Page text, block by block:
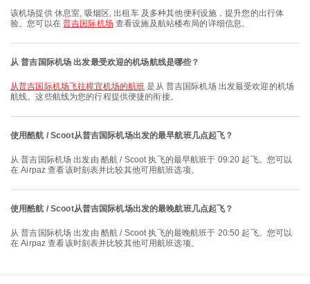
该机场提供 休息室, 吸烟区, 出租车 及多种其他便利设施，提升您的出行体
验。您可以在 普吉国际机场查看设施及航站楼布局的详细信息。
从 普吉国际机场 出发最受欢迎的机场航线是哪些？
从普吉国际机场飞往樟宜机场的航班 是从 普吉国际机场 出发最受欢迎的机场
航线。这些航线为您的行程提供便捷的衔接。
使用酷航 / Scoot从普吉国际机场出发的最早航班几点起飞？
从 普吉国际机场 出发由 酷航 / Scoot 执飞的最早航班于 09:20 起飞。您可以
在 Airpaz 查看该时刻表并比较其他可用航班选项。
使用酷航 / Scoot从普吉国际机场出发的最晚航班几点起飞？
从 普吉国际机场 出发由 酷航 / Scoot 执飞的最晚航班于 20:50 起飞。您可以
在 Airpaz 查看该时刻表并比较其他可用航班选项。